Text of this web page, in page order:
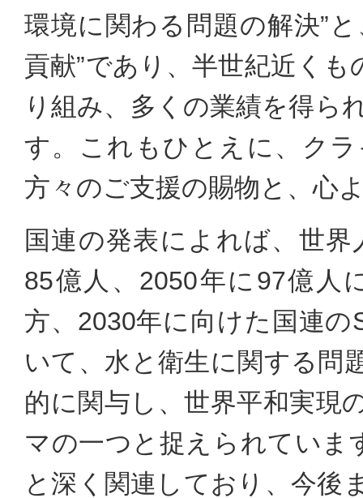
環境に関わる問題の解決”
貢献”であり、半世紀近く
り組み、多くの業績を得ら
す。これもひとえに、ク
方々のご支援の賜物と、心
国連の発表によれば、世
85億人、2050年に97億人
方、2030年に向けた国連
いて、水と衛生に関する問
的に関与し、世界平和実現
マの一つと捉えられていま
と深く関連しており、今後